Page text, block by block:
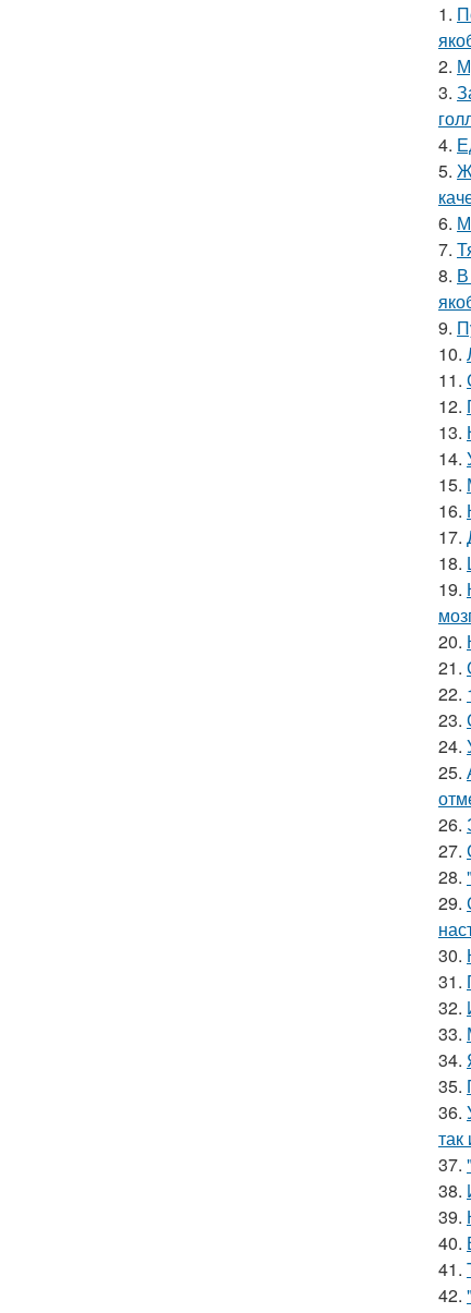
1.
2.
3.
4.
5.
6.
7.
8.
9.
10.
11.
12.
13.
14.
15.
16.
17.
18.
19.
20.
21.
22.
23.
24.
25.
26.
27.
28.
29.
30.
31.
32.
33.
34.
35.
36.
так
37.
38.
39.
40.
41.
42.